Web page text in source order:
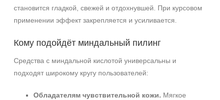
становится гладкой, свежей и отдохнувшей. При курсовом
применении эффект закрепляется и усиливается.
Кому подойдёт миндальный пилинг
Средства с миндальной кислотой универсальны и
подходят широкому кругу пользователей:
Обладателям чувствительной кожи. Мягкое